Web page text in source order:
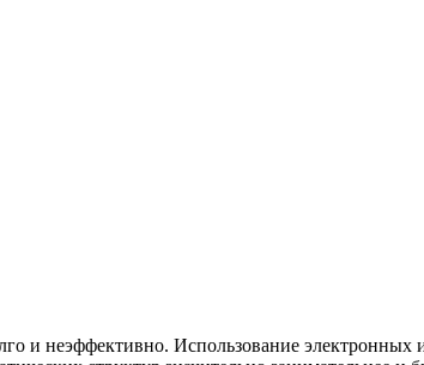
и неэффективно. Использование электронных